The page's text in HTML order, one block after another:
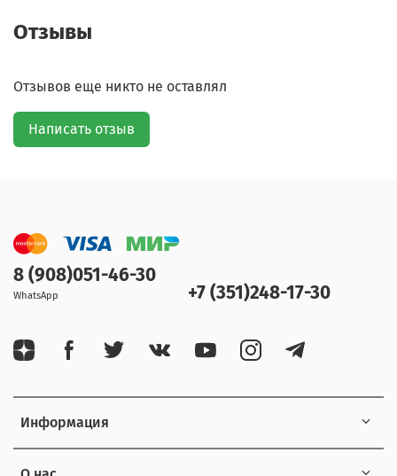
Отзывы
Отзывов еще никто не оставлял
Написать отзыв
Информация
8 (908)051-46-30
WhatsApp +7 (351)248-17-30